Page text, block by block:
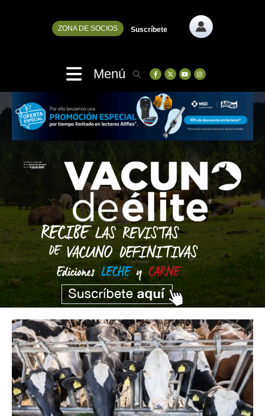
ZONA DE SOCIOS Suscríbete
Menú